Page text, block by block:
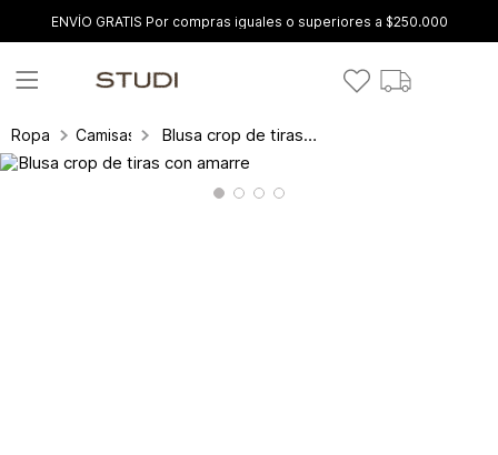
ENVÍO GRATIS Por compras iguales o superiores a $250.000
Ropa Camisas y blusas Blusa crop de tiras con amarre